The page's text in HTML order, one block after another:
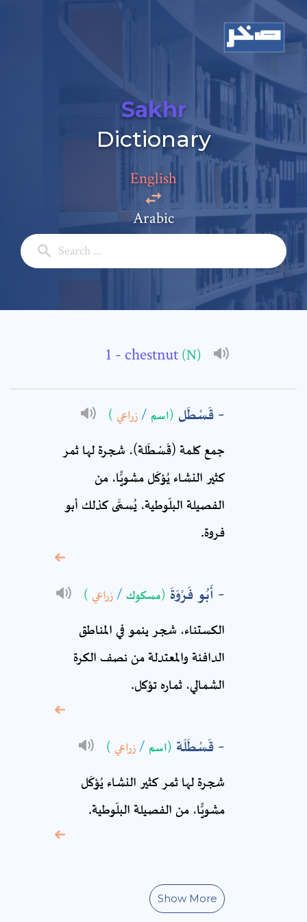
Sakhr
Dictionary
English
Arabic
- chestnut (N)
قَسْطَل (اسم /زراعي )
جمع كلمة (قَسْطَلة)، شجرة لها ثمر
كثير النشاء يُؤكَل مشويًّا، من
الفصيلة البلّوطية، يُسمَّى كذلك أبو
فروة.
أَبُو فَرْوَةَ (مسكوك /زراعي )
الكستناء، شجر ينمو في المناطق
الدافئة والمعتدلة من نصف الكرة
الشمالي، ثماره تؤكل.
قَسْطَلَة (اسم /زراعي )
شجرة لها ثمر كثير النشاء يُؤكَل
مشويًّا، من الفصيلة البلّوطية.
Show More
Add a comment
Subject: *
Comment: *
* sign, it means are
required fields